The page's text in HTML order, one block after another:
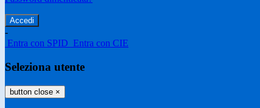
-
Entra con SPID Entra con CIE
Seleziona utente
button close ×